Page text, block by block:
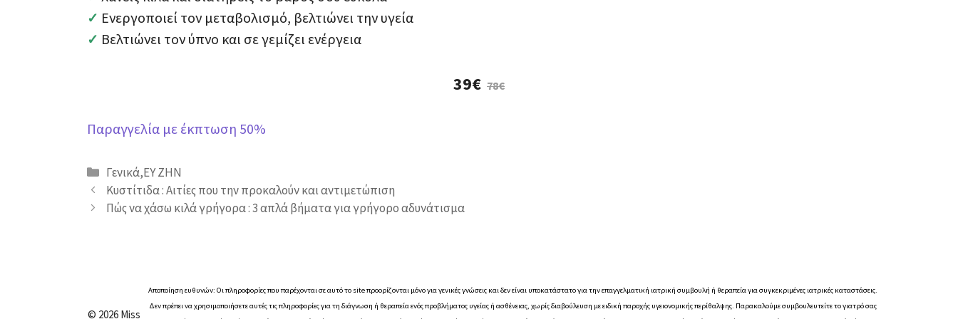
✓ Ενεργοποιεί τον μεταβολισμό, βελτιώνει την υγεία
✓ Βελτιώνει τον ύπνο και σε γεμίζει ενέργεια
39€ 78€
Παραγγελία με έκπτωση 50%
Κατηγορίες
Γενικά,ΕΥ ΖΗΝ
Κυστίτιδα : Αιτίες που την προκαλούν και αντιμετώπιση
Πώς να χάσω κιλά γρήγορα : 3 απλά βήματα για γρήγορο αδυνάτισμα
Αποποίηση ευθυνών: Οι πληροφορίες που παρέχονται σε αυτό το site προορίζονται μόνο για γενικές γνώσεις και δεν είναι υποκατάστατο για την επαγγελματική ιατρική συμβουλή ή θεραπεία για συγκεκριμένες ιατρικές καταστάσεις.
Δεν πρέπει να χρησιμοποιήσετε αυτές τις πληροφορίες για τη διάγνωση ή θεραπεία ενός προβλήματος υγείας ή ασθένειας, χωρίς διαβούλευση με ειδική παροχής υγειονομικής περίθαλψης. Παρακαλούμε συμβουλευτείτε το γιατρό σας
© 2026 Miss